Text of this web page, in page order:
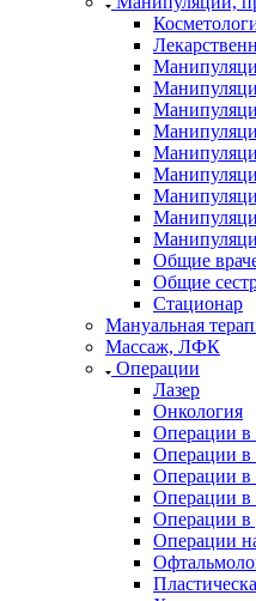
Общие
Общие
Стационар
Мануальная
Массаж, ЛФК
Операции
Лазер
Онкология
Операции в
Операции в
Операции в
Операции в
Операции в
Операции